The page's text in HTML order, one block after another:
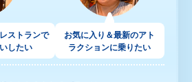
ストランで
したい
お気に入り＆最新のアト
ラクションに乗りたい